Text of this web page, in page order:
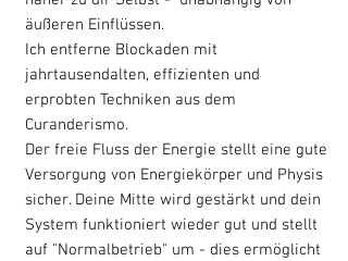
äußeren Einflüssen.
Ich entferne Blockaden mit
jahrtausendalten, effizienten und
erprobten Techniken aus dem
Curanderismo.
Der freie Fluss der Energie stellt eine gute
Versorgung von Energiekörper und Physis
sicher. Deine Mitte wird gestärkt und dein
System funktioniert wieder gut und stellt
auf "Normalbetrieb" um - dies ermöglicht